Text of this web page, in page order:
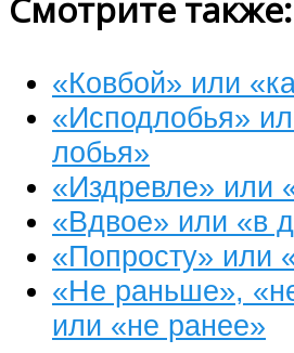
«Ковбой» или
«Исподлобья»
лобья»
«Издревле» или
«Вдвое» или «в
«Попросту» или
«Не раньше»,
или «не ранее»